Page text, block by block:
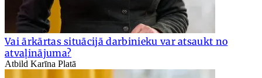
Vai ārkārtas situācijā darbinieku var atsaukt no
atvaļinājuma?
Atbild Karīna Platā